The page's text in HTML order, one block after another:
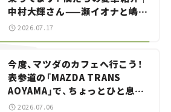
中村大輝さん——瀬イオナと嶋田
智之の「クルマでざっくばらんば
2026.07.17
今度、マツダのカフェへ行こう！
表参道の「MAZDA TRANS
AOYAMA」で、ちょっとひと息。
——連載｜CCGとクルマでどうす
2026.07.06